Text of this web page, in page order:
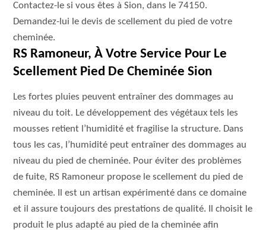
Contactez-le si vous êtes à Sion, dans le 74150.
Demandez-lui le devis de scellement du pied de votre
cheminée.
RS Ramoneur, À Votre Service Pour Le
Scellement Pied De Cheminée Sion
Les fortes pluies peuvent entraîner des dommages au
niveau du toit. Le développement des végétaux tels les
mousses retient l’humidité et fragilise la structure. Dans
tous les cas, l’humidité peut entraîner des dommages au
niveau du pied de cheminée. Pour éviter des problèmes
de fuite, RS Ramoneur propose le scellement du pied de
cheminée. Il est un artisan expérimenté dans ce domaine
et il assure toujours des prestations de qualité. Il choisit le
produit le plus adapté au pied de la cheminée afin